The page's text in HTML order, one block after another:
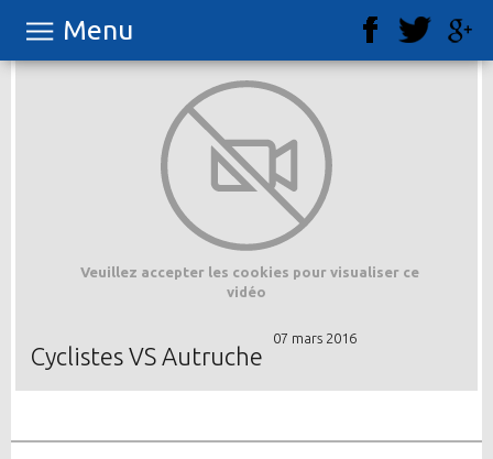
Menu
Veuillez accepter les cookies pour visualiser ce
vidéo
07 mars 2016
Cyclistes VS Autruche